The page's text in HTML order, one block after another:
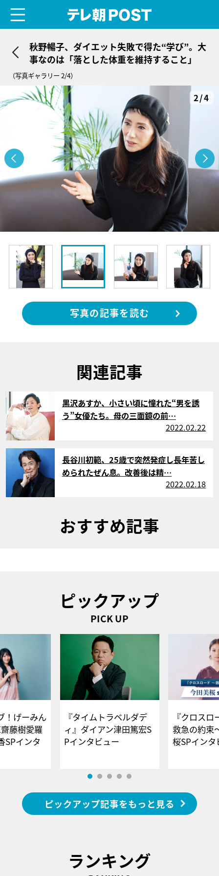
秋野暢子、ダイエット失敗で得た“学び”。大
事なのは「落とした体重を維持すること」
（写真ギャラリー 2/4）
2/4
写真の記事を読む
関連記事
黒沢あすか、小さい頃に憧れた“男を誘
う”女優たち。母の三面鏡の前…
2022.02.22
サムネイル
長谷川初範、25歳で突然発症し長年苦し
められたぜん息。改善後は精…
2022.02.18
おすすめ記事
ピックアップ
PICK UP
！げーみん
藤樹愛羅
SPインタ
『タイムトラベルダデ
ィ』ダイアン津田篤宏S
Pインタビュー
『クロス
救急の約束
桜SPイ
ピックアップ記事をもっと見る
ランキング